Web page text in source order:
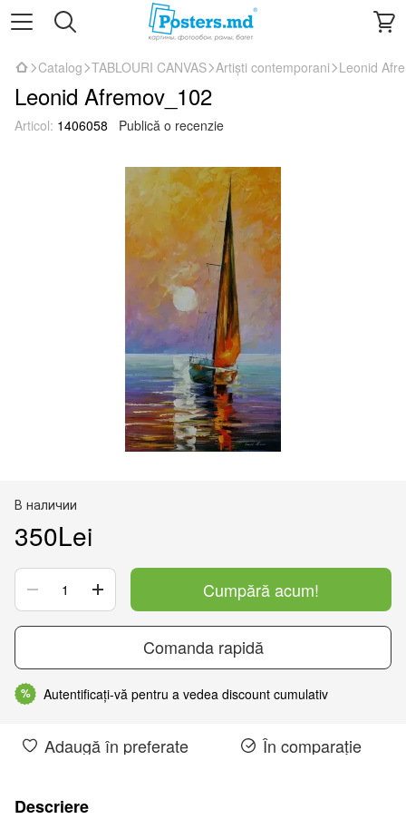
Catalog TABLOURI CANVAS Artiști contemporani Leonid
Leonid Afremov_102
Articol: 1406058 Publică o recenzie
В наличии
350Lei
Cumpără acum!
Comanda rapidă
% Autentificați-vă pentru a vedea discount cumulativ
Adaugă în preferate În comparație
Descriere